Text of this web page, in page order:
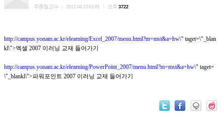
주종철교수 2011.04.15 01:01 조회 3722
http://campus.yonam.ac.kr/elearning/Excel_2007/menu.html?m=mst&a=hw\" taget=\"_blan
kl\">엑셀 2007 이러닝 교재 들어가기
http://campus.yonam.ac.kr/elearning/PowerPoint_2007/menu.html?m=mst&a=hw\" taget=
\"_blankl\">파워포인트 2007 이러닝 교재 들어가기